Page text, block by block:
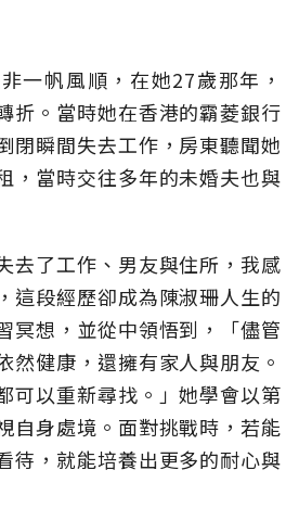
一帆風順，在她27歲那年，
折。當時她在香港的霸菱銀行
閉瞬間失去工作，房東聽聞她
，當時交往多年的未婚夫也與
去了工作、男友與住所，我感
這段經歷卻成為陳淑珊人生的
冥想，並從中領悟到，「儘管
然健康，還擁有家人與朋友。
可以重新尋找。」她學會以第
自身處境。面對挑戰時，若能
待，就能培養出更多的耐心與